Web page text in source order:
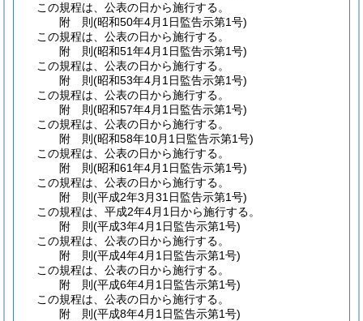
この規程は、公表の日から施行する。
附 則(昭和50年4月1日監告示第1号)
この規程は、公表の日から施行する。
附 則(昭和51年4月1日監告示第1号)
この規程は、公表の日から施行する。
附 則(昭和53年4月1日監告示第1号)
この規程は、公表の日から施行する。
附 則(昭和57年4月1日監告示第1号)
この規程は、公表の日から施行する。
附 則(昭和58年10月1日監告示第1号)
この規程は、公表の日から施行する。
附 則(昭和61年4月1日監告示第1号)
この規程は、公表の日から施行する。
附 則(平成2年3月31日監告示第1号)
この規程は、平成2年4月1日から施行する。
附 則(平成3年4月1日監告示第1号)
この規程は、公表の日から施行する。
附 則(平成4年4月1日監告示第1号)
この規程は、公表の日から施行する。
附 則(平成6年4月1日監告示第1号)
この規程は、公表の日から施行する。
附 則(平成8年4月1日監告示第1号)